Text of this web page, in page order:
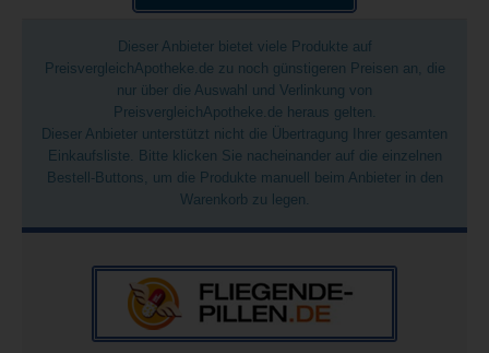
Dieser Anbieter bietet viele Produkte auf
PreisvergleichApotheke.de zu noch günstigeren Preisen an, die
nur über die Auswahl und Verlinkung von
PreisvergleichApotheke.de heraus gelten.
Dieser Anbieter unterstützt nicht die Übertragung Ihrer gesamten
Einkaufsliste. Bitte klicken Sie nacheinander auf die einzelnen
Bestell-Buttons, um die Produkte manuell beim Anbieter in den
Warenkorb zu legen.